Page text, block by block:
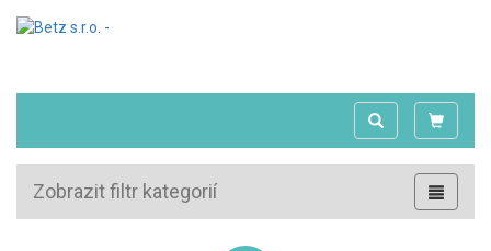
Zobrazit filtr kategorií